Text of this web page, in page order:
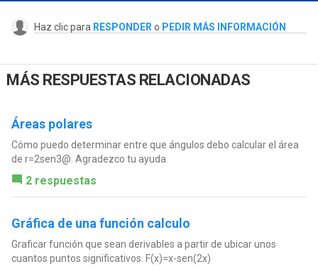
Haz clic para RESPONDER o PEDIR MÁS INFORMACIÓN
MÁS RESPUESTAS RELACIONADAS
Áreas polares
Cómo puedo determinar entre que ángulos debo calcular el área
de r=2sen3@. Agradezco tu ayuda
2 respuestas
Gráfica de una función calculo
Graficar función que sean derivables a partir de ubicar unos
cuantos puntos significativos. F(x)=x-sen(2x)